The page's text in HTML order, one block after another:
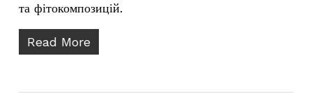
та фітокомпозицій.
Read More